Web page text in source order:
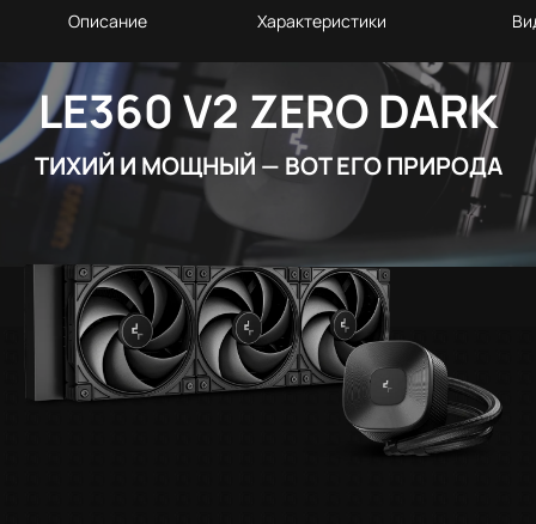
Описание Характеристики
LE360 V2 ZERO DARK
ТИХИЙ И МОЩНЫЙ — ВОТ ЕГО ПРИРОДА